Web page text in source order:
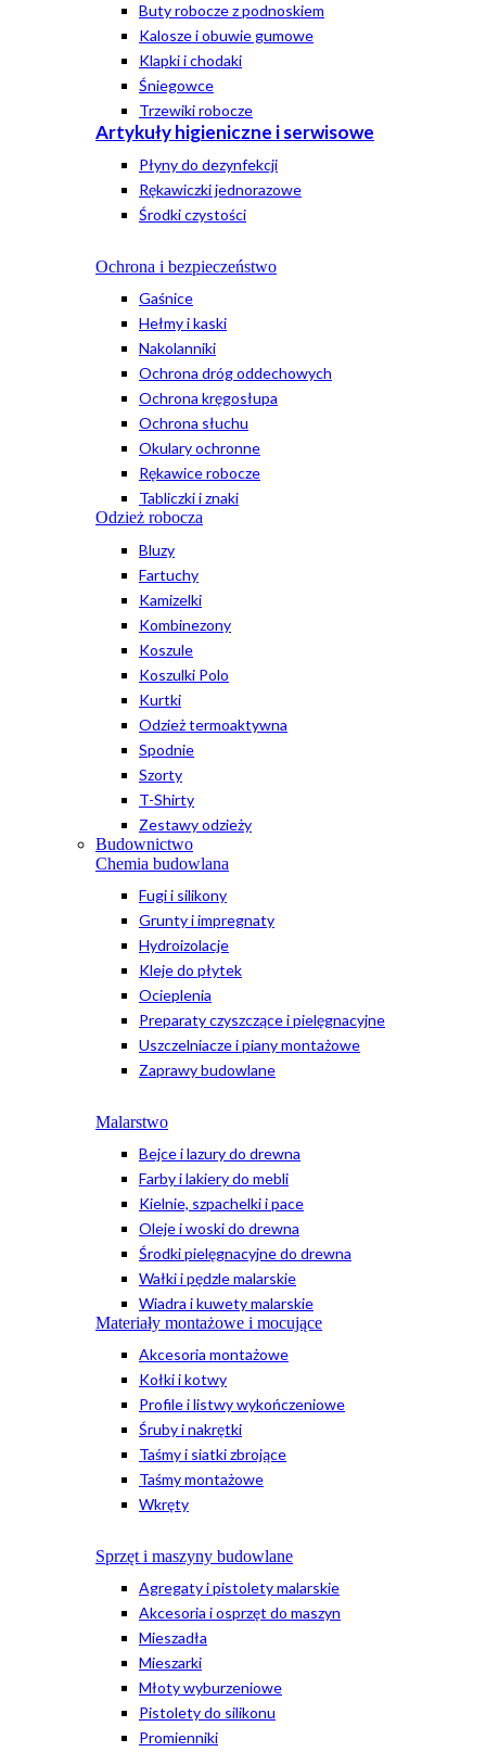
Buty robocze z podnoskiem
Kalosze i obuwie gumowe
Klapki i chodaki
Śniegowce
Trzewiki robocze
Artykuły higieniczne i serwisowe
Płyny do dezynfekcji
Rękawiczki jednorazowe
Środki czystości
Ochrona i bezpieczeństwo
Gaśnice
Hełmy i kaski
Nakolanniki
Ochrona dróg oddechowych
Ochrona kręgosłupa
Ochrona słuchu
Okulary ochronne
Rękawice robocze
Tabliczki i znaki
Odzież robocza
Bluzy
Fartuchy
Kamizelki
Kombinezony
Koszule
Koszulki Polo
Kurtki
Odzież termoaktywna
Spodnie
Szorty
T-Shirty
Zestawy odzieży
Budownictwo
Chemia budowlana
Fugi i silikony
Grunty i impregnaty
Hydroizolacje
Kleje do płytek
Ocieplenia
Preparaty czyszczące i pielęgnacyjne
Uszczelniacze i piany montażowe
Zaprawy budowlane
Malarstwo
Bejce i lazury do drewna
Farby i lakiery do mebli
Kielnie, szpachelki i pace
Oleje i woski do drewna
Środki pielęgnacyjne do drewna
Wałki i pędzle malarskie
Wiadra i kuwety malarskie
Materiały montażowe i mocujące
Akcesoria montażowe
Kołki i kotwy
Profile i listwy wykończeniowe
Śruby i nakrętki
Taśmy i siatki zbrojące
Taśmy montażowe
Wkręty
Sprzęt i maszyny budowlane
Agregaty i pistolety malarskie
Akcesoria i osprzęt do maszyn
Mieszadła
Mieszarki
Młoty wyburzeniowe
Pistolety do silikonu
Promienniki